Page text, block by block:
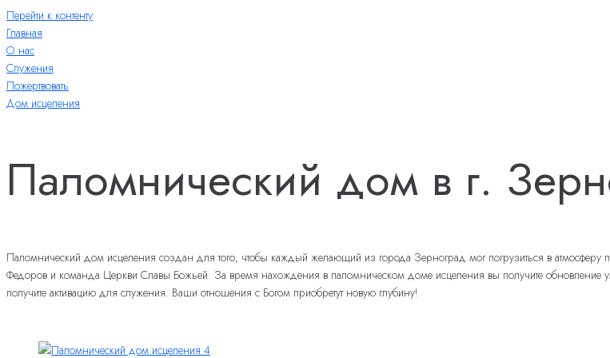
Перейти к контенту
Главная
О нас
Служения
Пожертвовать
Дом исцеления
Паломнический дом в г.
Паломнический дом исцеления создан для того, чтобы каждый желающий из города Зерноград мог погрузиться в атмосферу
Федоров и команда Церкви Славы Божьей. За время нахождения в паломническом доме исцеления вы получите обновление
получите активацию для служения. Ваши отношения с Богом приобретут новую глубину!